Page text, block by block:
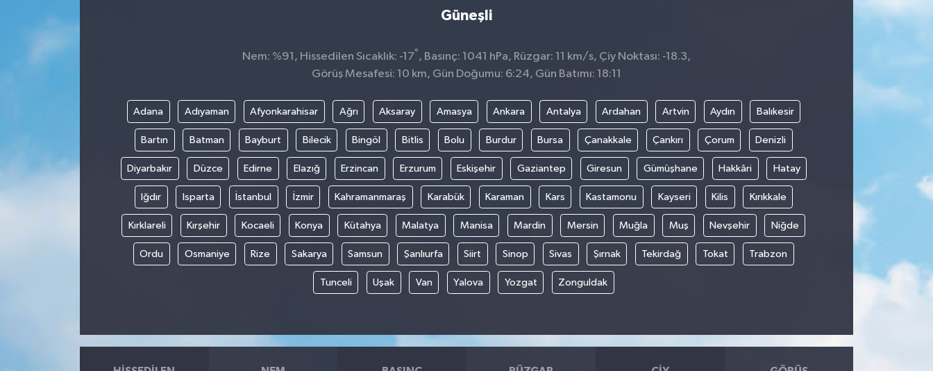
Güneşli
Nem: %91, Hissedilen Sıcaklık: -17° , Basınç: 1041 hPa, Rüzgar: 11 km/s, Çiy Noktası: -18.3,
Görüş Mesafesi: 10 km, Gün Doğumu: 6:24, Gün Batımı: 18:11
Adana Adıyaman Afyonkarahisar Ağrı Aksaray Amasya Ankara Antalya Ardahan Artvin Aydın Balıkesir
Bartın Batman Bayburt Bilecik Bingöl Bitlis Bolu Burdur Bursa Çanakkale Çankırı Çorum Denizli
Diyarbakır Düzce Edirne Elazığ Erzincan Erzurum Eskişehir Gaziantep Giresun Gümüşhane Hakkâri Hatay
Iğdır Isparta İstanbul İzmir Kahramanmaraş Karabük Karaman Kars Kastamonu Kayseri Kilis Kırıkkale
Kırklareli Kırşehir Kocaeli Konya Kütahya Malatya Manisa Mardin Mersin Muğla Muş Nevşehir Niğde
Ordu Osmaniye Rize Sakarya Samsun Şanlıurfa Siirt Sinop Sivas Şırnak Tekirdağ Tokat Trabzon
Tunceli Uşak Van Yalova Yozgat Zonguldak
KÜLTÜR&SANAT
SİYASET